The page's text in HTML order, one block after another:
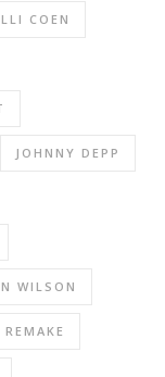
COEN
JOHNNY DEPP
WILSON
REMAKE